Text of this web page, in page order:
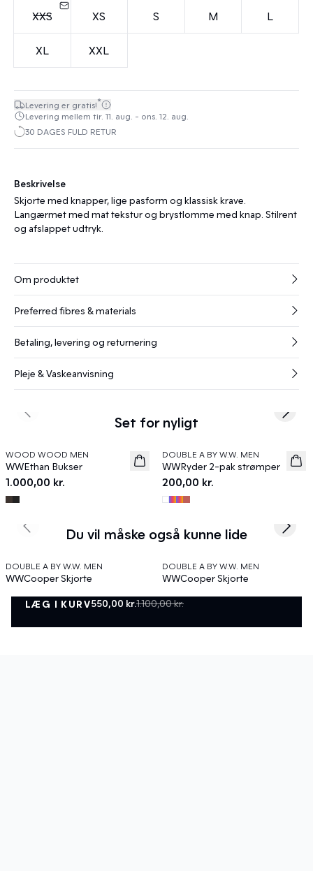
XXS XS S M L
XL XXL
Levering er gratis!*
Levering mellem tir. 11. aug. - ons. 12. aug.
30 DAGES FULD RETUR
LÆG I KURV550,00 kr.1.100,00 kr.
LÆG I KURV
Beskrivelse
Skjorte med knapper, lige pasform og klassisk krave.
Langærmet med mat tekstur og brystlomme med knap. Stilrent
og afslappet udtryk.
Om produktet
Preferred fibres & materials
Betaling, levering og returnering
Pleje & Vaskeanvisning
Set for nyligt
News
WOOD WOOD MEN
WWEthan Bukser
1.000,00 kr.
News
DOUBLE A BY W.W. MEN
WWRyder 2-pak strømper
200,00 kr.
Previous slide Next
Du vil måske også kunne lide
DOUBLE A BY W.W. MEN
WWCooper Skjorte
DOUBLE A BY W.W. MEN
WWCooper Skjorte
Previous slide Next